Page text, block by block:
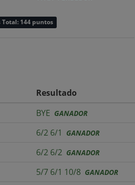
Total: 144 puntos
Resultado
BYE GANADOR
6/2 6/1 GANADOR
6/2 6/2 GANADOR
5/7 6/1 10/8 GANADOR